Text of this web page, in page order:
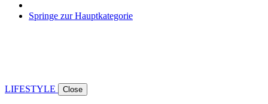
Springe zur Hauptkategorie
LIFESTYLE Close